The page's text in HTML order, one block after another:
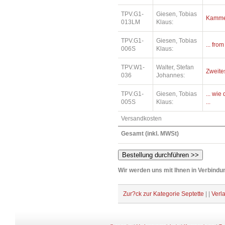
TPV.G1-
013LM
Giesen, Tobias
Klaus:
TPV.G1-
006S
Giesen, Tobias
Klaus:
...
TPV.W1-
036
Walter, Stefan
Johannes:
TPV.G1-
005S
Giesen, Tobias
Klaus:
... wie
...
Versandkosten
Gesamt (inkl. MWSt)
Wir werden uns mit Ihnen in
Zur?ck zur Kategorie Septette